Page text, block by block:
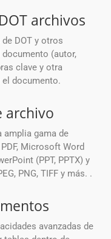
archivos
DOT y otros
(autor,
clave y otra
documento.
archivo
amplia gama de
Microsoft Word
(PPT, PPTX) y
PNG, TIFF y más. .
avanzadas de